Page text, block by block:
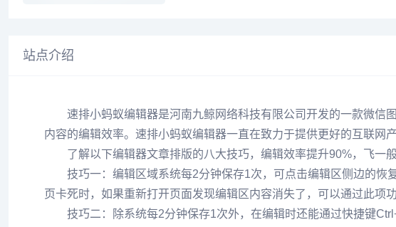
站点介绍
速排小蚂蚁编辑器是河南九鲸网络科技有限公司开发的一款微信
内容的编辑效率。速排小蚂蚁编辑器一直在致力于提供更好的互联网
了解以下编辑器文章排版的八大技巧，编辑效率提升90%，飞一般
技巧一：编辑区域系统每2分钟保存1次，可点击编辑区侧边的恢
页卡死时，如果重新打开页面发现编辑区内容消失了，可以通过此项
技巧二：除系统每2分钟保存1次外，在编辑时还能通过快捷键